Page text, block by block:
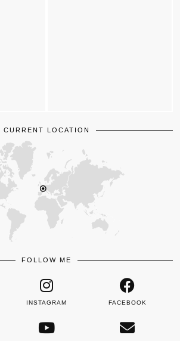
CURRENT LOCATION
FOLLOW ME
INSTAGRAM FACEBOOK